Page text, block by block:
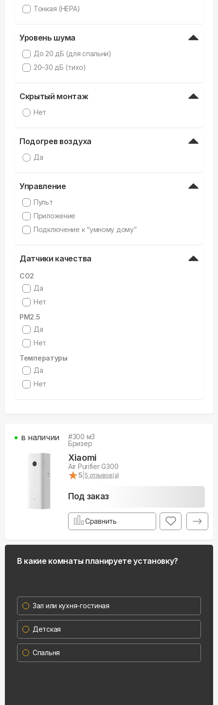
Тонкая (HEPA)
Уровень шума
До 20 дБ (для спальни)
20–30 дБ (тихо)
Скрытый монтаж
Нет
Подогрев воздуха
Да
Управление
Пульт
Приложение
Подключение к “умному дому”
Датчики качества
CO2
Да
Нет
PM2.5
Да
Нет
Температуры
Да
Нет
#300 м3
Бризер
Xiaomi
Air Purifier G300
★
★5 |5 отзывов(а)
Под заказ
в наличии
Сравнить
В какие комнаты планируете установку?
Зал или кухня-гостиная
Детская
Спальня